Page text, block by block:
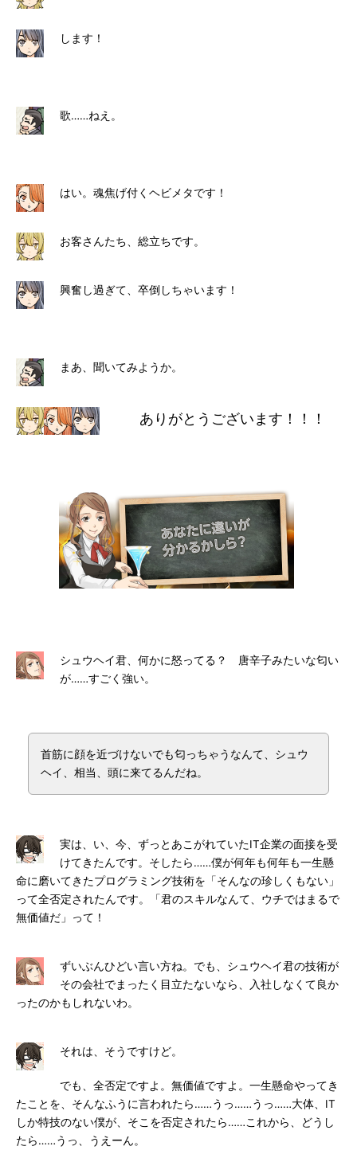
します！
歌……ねえ。
はい。魂焦げ付くヘビメタです！
お客さんたち、総立ちです。
興奮し過ぎて、卒倒しちゃいます！
まあ、聞いてみようか。
ありがとうございます！！！
シュウヘイ君、何かに怒ってる？ 唐辛子みたいな匂い
が……すごく強い。
首筋に顔を近づけないでも匂っちゃうなんて、シュウ
ヘイ、相当、頭に来てるんだね。
実は、い、今、ずっとあこがれていたIT企業の面接を受
けてきたんです。そしたら……僕が何年も何年も一生懸
命に磨いてきたプログラミング技術を「そんなの珍しくもない」
って全否定されたんです。「君のスキルなんて、ウチではまるで
無価値だ」って！
ずいぶんひどい言い方ね。でも、シュウヘイ君の技術が
その会社でまったく目立たないなら、入社しなくて良か
ったのかもしれないわ。
それは、そうですけど。
でも、全否定ですよ。無価値ですよ。一生懸命やってき
たことを、そんなふうに言われたら……うっ……うっ……大体、IT
しか特技のない僕が、そこを否定されたら……これから、どうし
たら……うっ、うえーん。